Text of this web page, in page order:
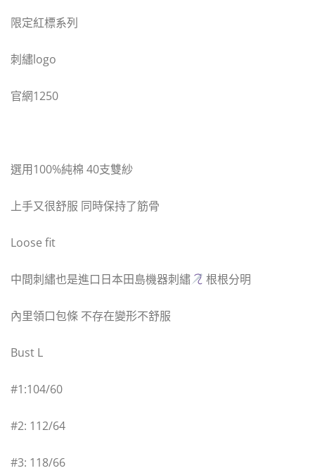
限定紅標系列
刺繡logo
官網1250
選用100%純棉 40支雙紗
上手又很舒服 同時保持了筋骨
Loose fit
中間刺繡也是進口日本田島機器刺繡 根根分明
內里領口包條 不存在變形不舒服
Bust L
#1:104/60
#2: 112/64
#3: 118/66